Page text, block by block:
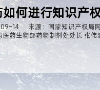
何进行知识产
14
来源：国家知识产权局网
药生物部药物制剂处处长 张伟